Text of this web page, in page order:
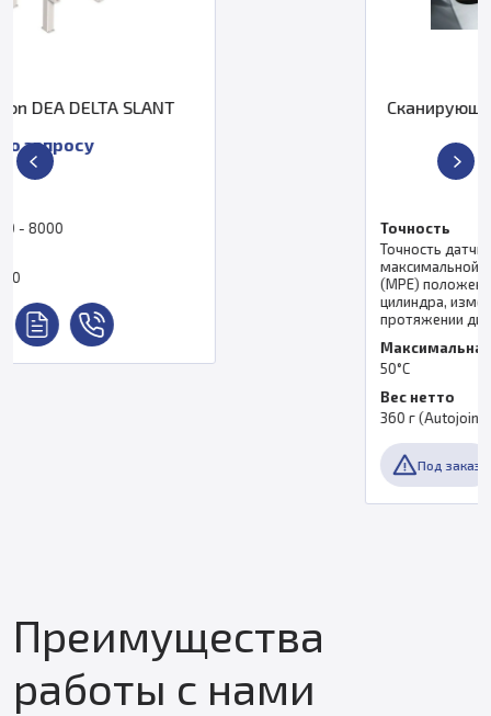
Сканирующий лазерный датчик
Точность датчика определяется величиной
максимальной допустимой погрешности
(MPE) положения XY калибровочного
цилиндра, измеренной в любой точке на
протяжении диапазона XY датчика.
Максимальная температура
50°C
360 г (Autojoint) / 379 г (TKJ)
Преимущества
работы с нами